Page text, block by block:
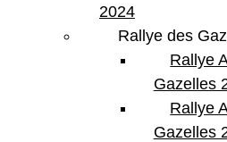
2024
Rallye des
Rallye
Gazelles
Rallye
Gazelles